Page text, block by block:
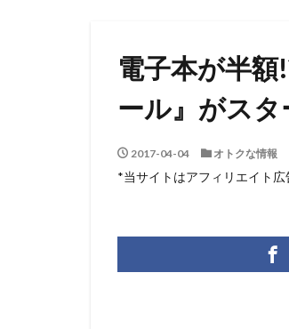
電子本が半
ール』がスタ
2017-04-04 オトクな情報
*当サイトはアフィリエイト広